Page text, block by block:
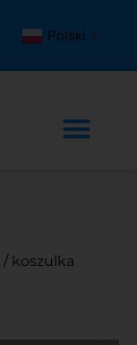
Polski ▼
/ koszulka